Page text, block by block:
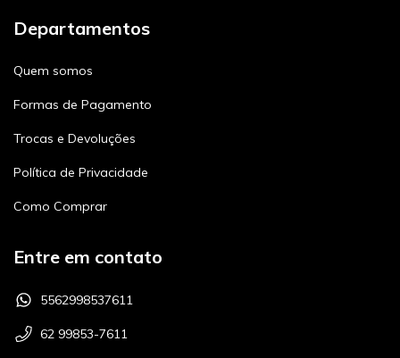
Departamentos
Quem somos
Formas de Pagamento
Trocas e Devoluções
Política de Privacidade
Como Comprar
Entre em contato
5562998537611
62 99853-7611